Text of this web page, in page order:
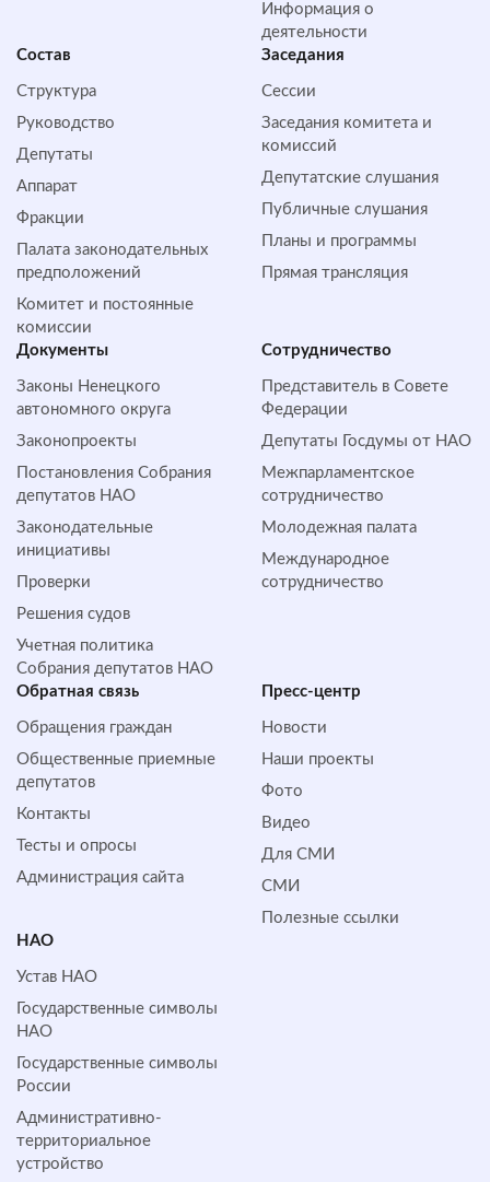
Информация о
деятельности
Состав
Структура
Руководство
Депутаты
Аппарат
Фракции
Палата законодательных
предположений
Комитет и постоянные
комиссии
Заседания
Сессии
Заседания комитета и
комиссий
Депутатские слушания
Публичные слушания
Планы и программы
Прямая трансляция
Документы
Законы Ненецкого
автономного округа
Законопроекты
Постановления Собрания
депутатов НАО
Законодательные
инициативы
Проверки
Решения судов
Учетная политика
Собрания депутатов НАО
Сотрудничество
Представитель в Совете
Федерации
Депутаты Госдумы от НАО
Межпарламентское
сотрудничество
Молодежная палата
Международное
сотрудничество
Обратная cвязь
Обращения граждан
Общественные приемные
депутатов
Контакты
Тесты и опросы
Администрация сайта
Пресс-центр
Новости
Наши проекты
Фото
Видео
Для СМИ
СМИ
Полезные ссылки
НАО
Устав НАО
Государственные символы
НАО
Государственные символы
России
Административно-
территориальное
устройство